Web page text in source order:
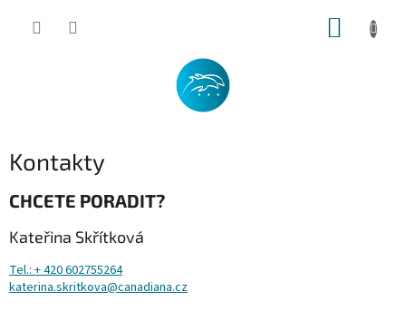
Kontakty
CHCETE PORADIT?
Kateřina Skřítková
Tel.: + 420 602755264
katerina.skritkova@canadiana.cz